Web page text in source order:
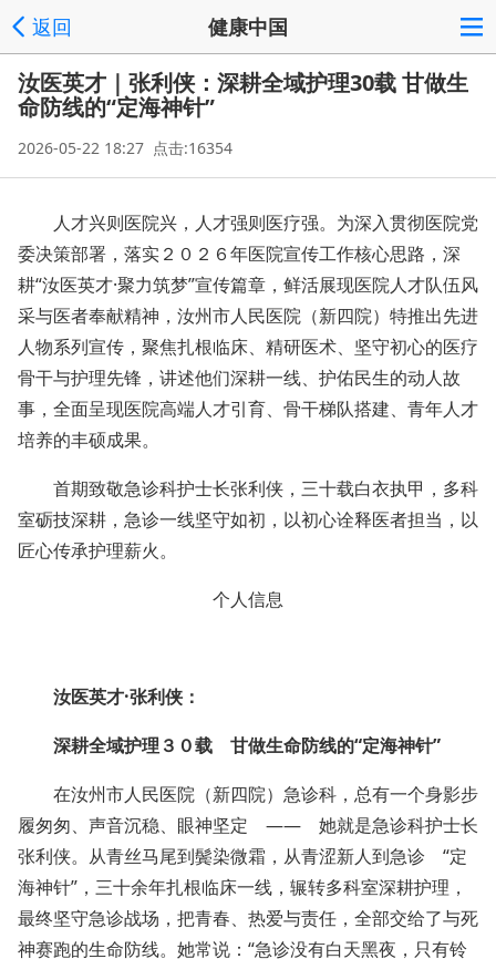
返回 健康中国
汝医英才｜张利侠：深耕全域护理30载 甘做生
命防线的“定海神针”
2026-05-22 18:27 点击:16354
人才兴则医院兴，人才强则医疗强。为深入贯彻医院党
委决策部署，落实２０２６年医院宣传工作核心思路，深
耕“汝医英才·聚力筑梦”宣传篇章，鲜活展现医院人才队伍风
采与医者奉献精神，汝州市人民医院（新四院）特推出先进
人物系列宣传，聚焦扎根临床、精研医术、坚守初心的医疗
骨干与护理先锋，讲述他们深耕一线、护佑民生的动人故
事，全面呈现医院高端人才引育、骨干梯队搭建、青年人才
培养的丰硕成果。
首期致敬急诊科护士长张利侠，三十载白衣执甲，多科
室砺技深耕，急诊一线坚守如初，以初心诠释医者担当，以
匠心传承护理薪火。
个人信息
汝医英才·张利侠：
深耕全域护理３０载 甘做生命防线的“定海神针”
在汝州市人民医院（新四院）急诊科，总有一个身影步
履匆匆、声音沉稳、眼神坚定 —— 她就是急诊科护士长
张利侠。从青丝马尾到鬓染微霜，从青涩新人到急诊 “定
海神针”，三十余年扎根临床一线，辗转多科室深耕护理，
最终坚守急诊战场，把青春、热爱与责任，全部交给了与死
神赛跑的生命防线。她常说：“急诊没有白天黑夜，只有铃